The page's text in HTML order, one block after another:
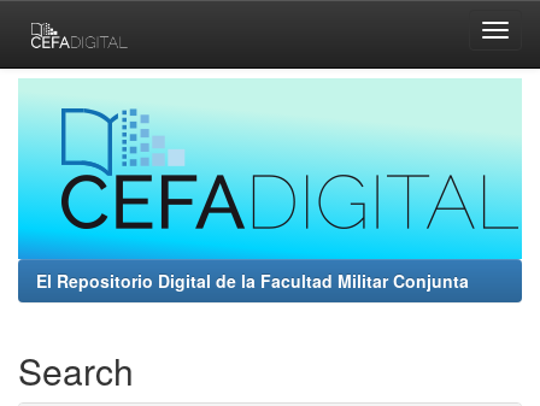
navigation
El Repositorio Digital de la Facultad Militar Conjunta
Search